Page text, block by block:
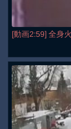
[動画2:59] 全身